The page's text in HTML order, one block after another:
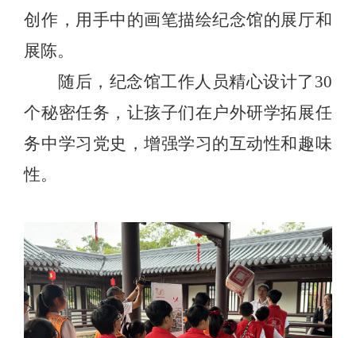
创作，用手中的画笔描绘纪念馆的展厅和
展陈。
随后，纪念馆工作人员精心设计了 30
个秘密任务，让孩子们在户外研学拓展任
务中学习党史，增强学习的互动性和趣味
性。